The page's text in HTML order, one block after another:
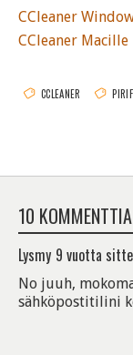
CCleaner
CCleaner Macille
CCLEANER
10 KOMMENTTIA
Lysmy 9 vuotta
No juuh,
sähköpostitilini